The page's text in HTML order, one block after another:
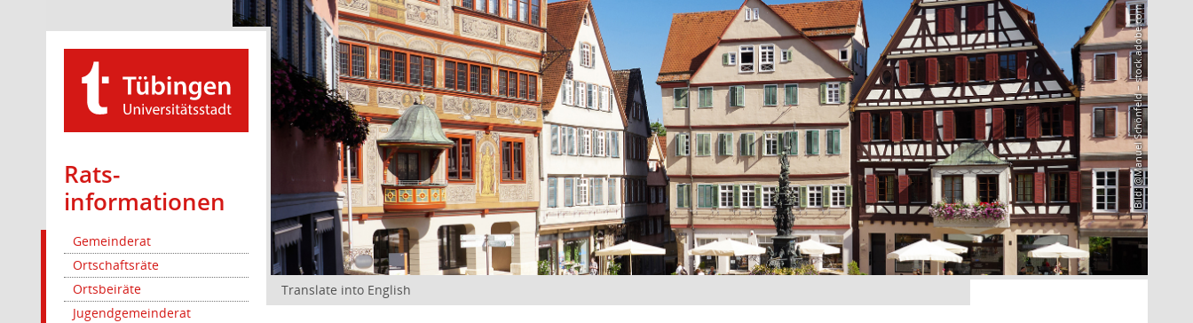
Rats­
informationen
Gemeinderat
Ortschaftsräte
Ortsbeiräte
Jugendgemeinderat
Bild: @Manuel Schönfeld – stock.adobe.com
Translate into English